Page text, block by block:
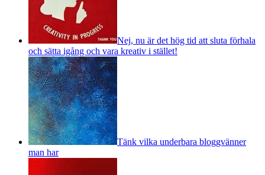
Nej, nu är det hög tid att sluta förhala
och sätta igång och vara kreativ i stället!
Tänk vilka underbara bloggvänner
man har